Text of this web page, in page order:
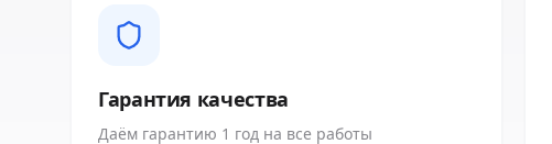
Гарантия качества
Даём гарантию 1 год на все работы